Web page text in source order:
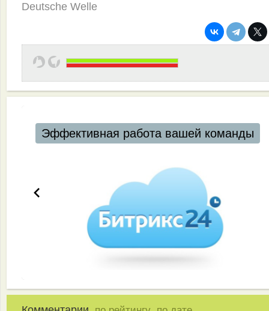
Deutsche Welle
Эффективная работа вашей команды